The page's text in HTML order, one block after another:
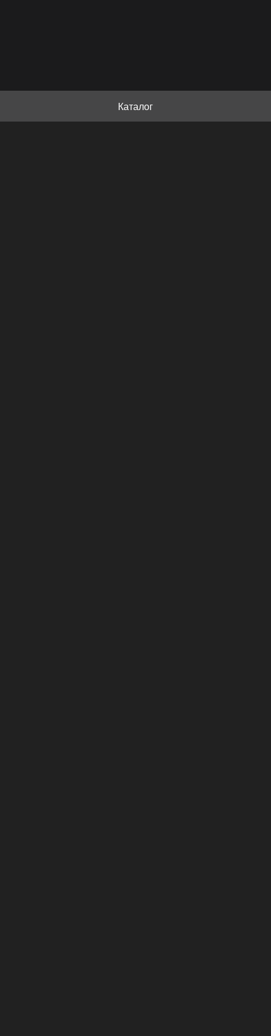
Каталог